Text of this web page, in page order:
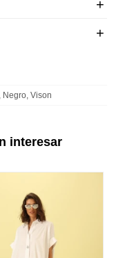
Negro, Vison
interesar